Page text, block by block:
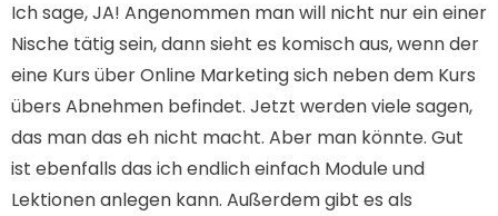
Ich sage, JA! Angenommen man will nicht nur ein einer
Nische tätig sein, dann sieht es komisch aus, wenn der
eine Kurs über Online Marketing sich neben dem Kurs
übers Abnehmen befindet. Jetzt werden viele sagen,
das man das eh nicht macht. Aber man könnte. Gut
ist ebenfalls das ich endlich einfach Module und
Lektionen anlegen kann. Außerdem gibt es als